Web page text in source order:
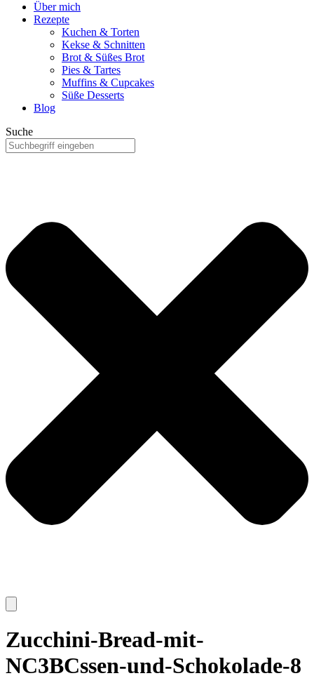
Über mich
Rezepte
Kuchen & Torten
Kekse & Schnitten
Brot & Süßes Brot
Pies & Tartes
Muffins & Cupcakes
Süße Desserts
Blog
Suche
Zucchini-Bread-mit-
NC3BCssen-und-Schokolade-8